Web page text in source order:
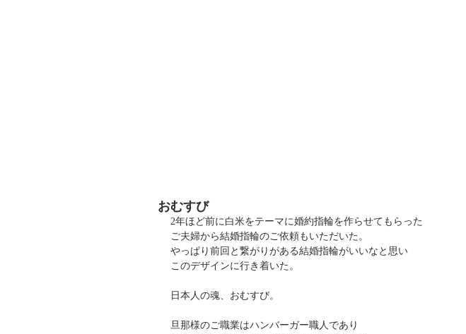
おむすび
2年ほど前に白米をテーマに婚約指輪を作らせてもらった
ご夫婦から結婚指輪のご依頼もいただいた。
やっぱり前回と繋がりがある結婚指輪がいいなと思い
このデザインに行き着いた。
日本人の魂、おむすび。
旦那様のご職業はハンバーガー職人であり